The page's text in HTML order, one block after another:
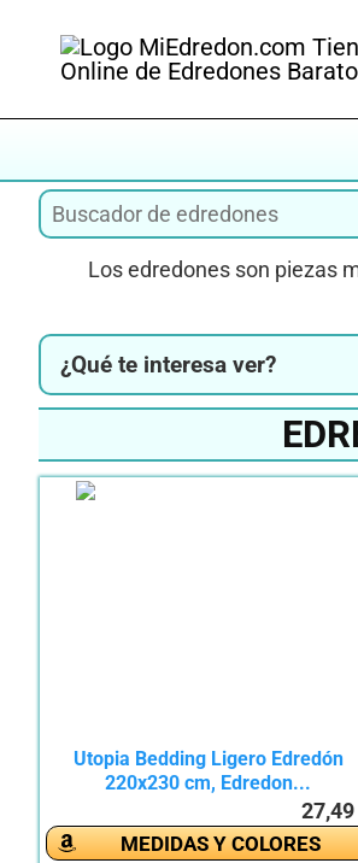
contenido
Los edredones son piezas
¿Qué te interesa ver?
Utopia Bedding Ligero Edredón
220x230 cm, Edredon...
27,49
MEDIDAS Y COLORES